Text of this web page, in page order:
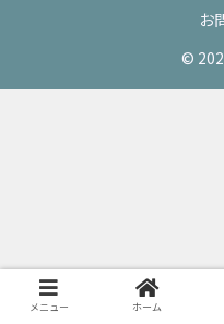
お
©
メニュー ホーム